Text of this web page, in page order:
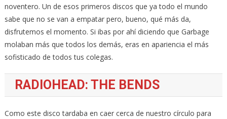
noventero. Un de esos primeros discos que ya todo el mundo
sabe que no se van a empatar pero, bueno, qué más da,
disfrutemos el momento. Si ibas por ahí diciendo que Garbage
molaban más que todos los demás, eras en apariencia el más
sofisticado de todos tus colegas.
RADIOHEAD: THE BENDS
Como este disco tardaba en caer cerca de nuestro círculo para